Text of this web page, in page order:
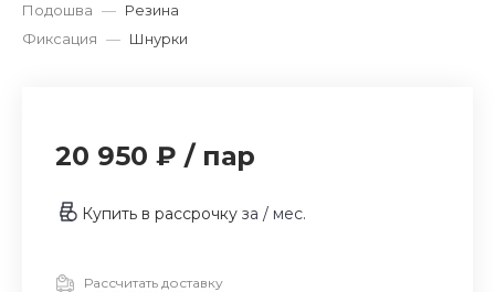
Подошва — Резина
Фиксация — Шнурки
20 950 ₽ / пар
Купить в рассрочку за / мес.
Рассчитать доставку